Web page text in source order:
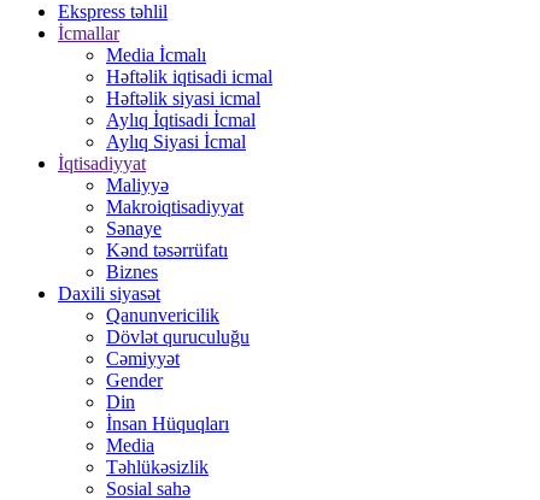
Ekspress təhlil
İcmallar
Media İcmalı
Həftəlik iqtisadi icmal
Həftəlik siyasi icmal
Aylıq İqtisadi İcmal
Aylıq Siyasi İcmal
İqtisadiyyat
Maliyyə
Makroiqtisadiyyat
Sənaye
Kənd təsərrüfatı
Biznes
Daxili siyasət
Qanunvericilik
Dövlət quruculuğu
Cəmiyyət
Gender
Din
İnsan Hüquqları
Media
Təhlükəsizlik
Sosial sahə